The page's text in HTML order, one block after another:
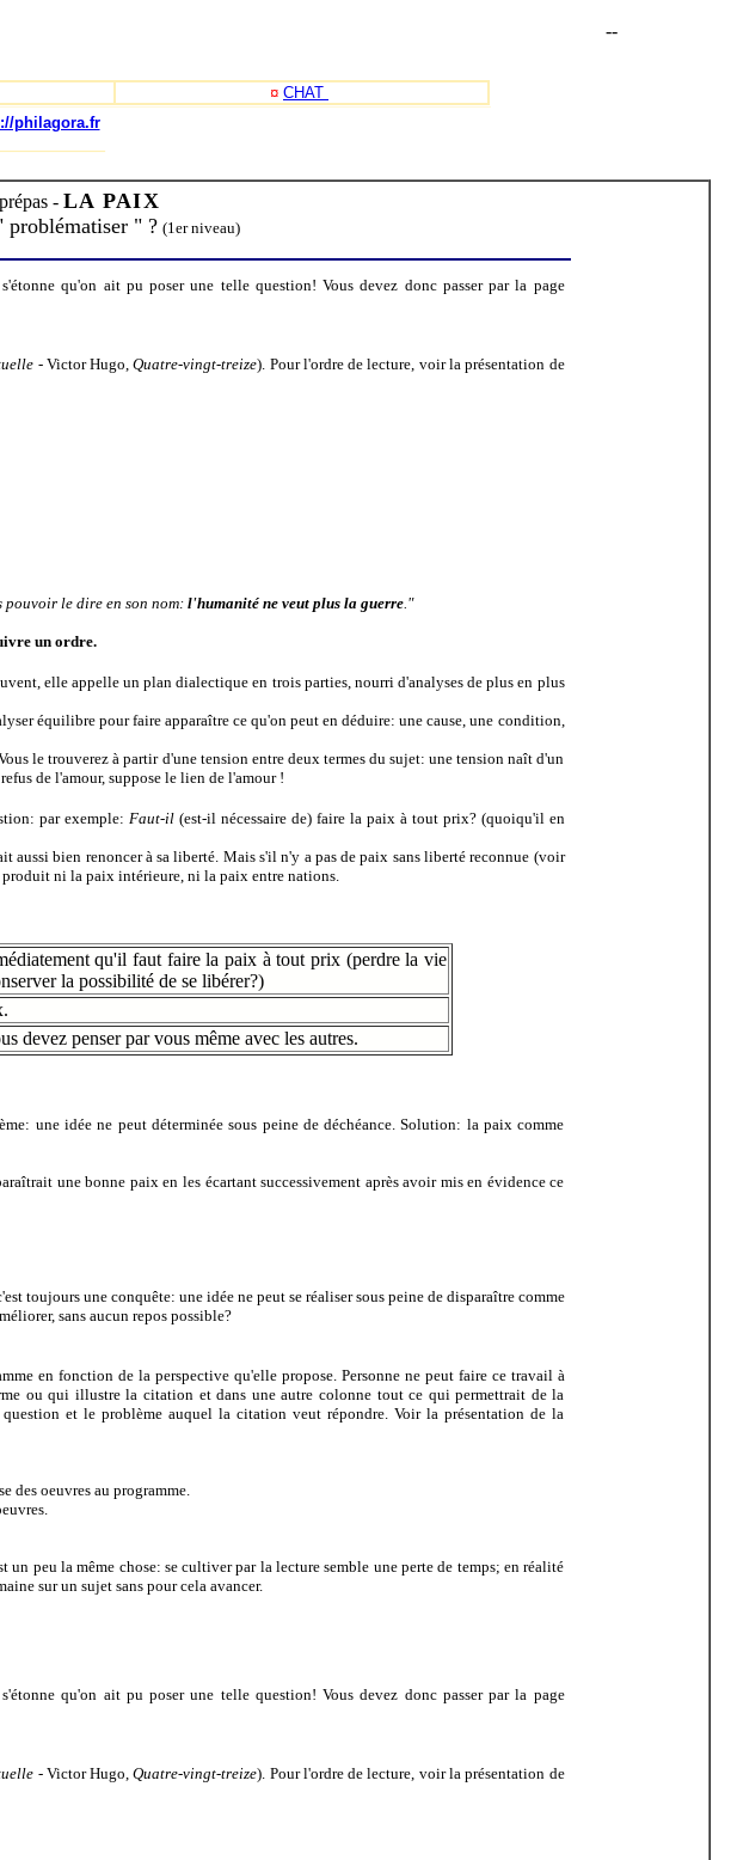
¤ CHAT
--
philagora.fr
- LA PAIX
problématiser " ? (1er niveau)
qu'on ait pu poser une telle question! Vous devez donc passer par la page
- Victor Hugo,Quatre-vingt-treize). Pour l'ordre de lecture, voir la présentation de
le dire en son nom: l'humanité ne veut plus la guerre."
un ordre.
elle appelle un plan dialectique en trois parties, nourri d'analyses de plus en plus
équilibre pour faire apparaître ce qu'on peut en déduire: une cause, une condition,
le trouverez à partir d'une tension entre deux termes du sujet: une tension naît d'un
de l'amour, suppose le lien de l'amour !
par exemple: Faut-il (est-il nécessaire de) faire la paix à tout prix? (quoiqu'il en
bien renoncer à sa liberté. Mais s'il n'y a pas de paix sans liberté reconnue (voir
ni la paix intérieure, ni la paix entre nations.
qu'il faut faire la paix à tout prix (perdre la vie
la possibilité de se libérer?)
devez penser par vous même avec les autres.
une idée ne peut déterminée sous peine de déchéance. Solution: la paix comme
une bonne paix en les écartant successivement après avoir mis en évidence ce
toujours une conquête: une idée ne peut se réaliser sous peine de disparaître comme
sans aucun repos possible?
en fonction de la perspective qu'elle propose. Personne ne peut faire ce travail à
ou qui illustre la citation et dans une autre colonne tout ce qui permettrait de la
et le problème auquel la citation veut répondre. Voir la présentation de la
des oeuvres au programme.
un peu la même chose: se cultiver par la lecture semble une perte de temps; en réalité
sur un sujet sans pour cela avancer.
qu'on ait pu poser une telle question! Vous devez donc passer par la page
- Victor Hugo,Quatre-vingt-treize). Pour l'ordre de lecture, voir la présentation de